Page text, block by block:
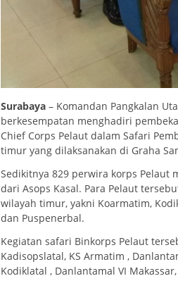
Surabaya – Komandan Pangkalan
berkesempatan menghadiri
Chief Corps Pelaut dalam Safari
timur yang dilaksanakan di Graha
Sedikitnya 829 perwira korps Pelaut
dari Asops Kasal. Para Pelaut
wilayah timur, yakni Koarmatim,
dan Puspenerbal.
Kegiatan safari Binkorps Pelaut
Kadisopslatal, KS Armatim ,
Kodiklatal , Danlantamal VI